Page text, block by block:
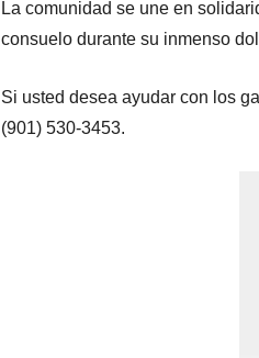
La comunidad se une en
consuelo durante su inmenso
Si usted desea ayudar con los
(901) 530-3453.